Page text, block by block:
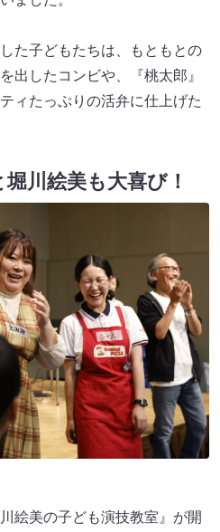
た子どもたちは、もともとの
出したコンビや、『桃太郎』
ィたっぷりの活弁に仕上げた
川絵美も大喜び！
絵美の子ども演技教室』が開